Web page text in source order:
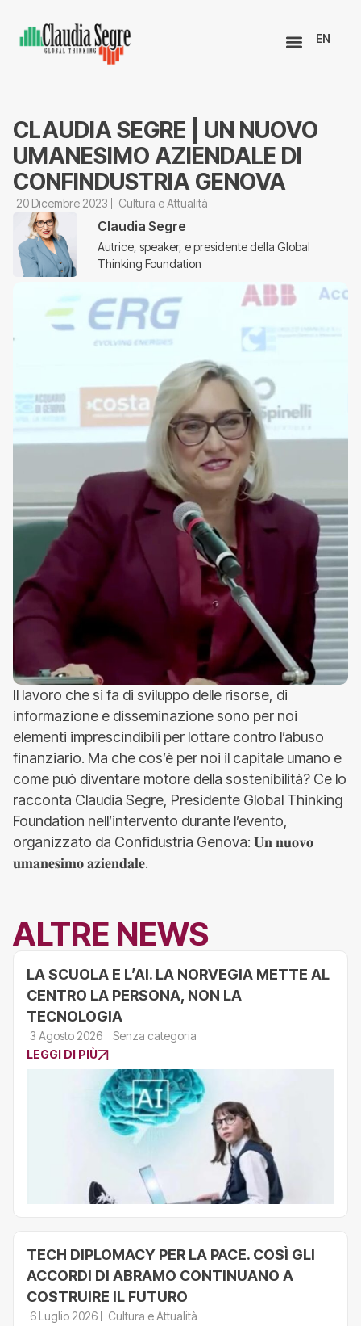
EN
CLAUDIA SEGRE | UN NUOVO
UMANESIMO AZIENDALE DI
CONFINDUSTRIA GENOVA
20 Dicembre 2023 Cultura e Attualità
Claudia Segre
Autrice, speaker, e presidente della Global
Thinking Foundation
Il lavoro che si fa di sviluppo delle risorse, di
informazione e disseminazione sono per noi
elementi imprescindibili per lottare contro l’abuso
finanziario. Ma che cos’è per noi il capitale umano e
come può diventare motore della sostenibilità? Ce lo
racconta Claudia Segre, Presidente Global Thinking
Foundation nell’intervento durante l’evento,
organizzato da Confidustria Genova: 𝐔𝐧 𝐧𝐮𝐨𝐯𝐨
𝐮𝐦𝐚𝐧𝐞𝐬𝐢𝐦𝐨 𝐚𝐳𝐢𝐞𝐧𝐝𝐚𝐥𝐞.
ALTRE NEWS
LA SCUOLA E L’AI. LA NORVEGIA METTE AL
CENTRO LA PERSONA, NON LA
TECNOLOGIA
3 Agosto 2026
Senza categoria
LEGGI DI PIÙ
TECH DIPLOMACY PER LA PACE. COSÌ GLI
ACCORDI DI ABRAMO CONTINUANO A
COSTRUIRE IL FUTURO
6 Luglio 2026
Cultura e Attualità